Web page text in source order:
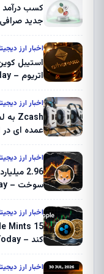
کسب درآمد
جدید
اخبار ارز
استیبل
اتریوم – U.Today راه اندازی می شود
اخبار ارز
عمده ای
اخبار ارز
سوخت – U.Today
اخبار ارز
کند – U.Today
اخبار ارز